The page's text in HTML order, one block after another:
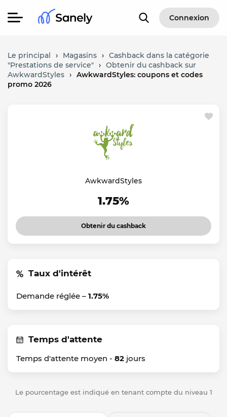
Connexion
Le principal › Magasins › Cashback dans la catégorie
"Prestations de service" › Obtenir du cashback sur
AwkwardStyles › AwkwardStyles: coupons et codes
promo 2026
AwkwardStyles
1.75%
Obtenir du cashback
Taux d'intérêt
Demande réglée – 1.75%
Temps d'attente
Temps d'attente moyen - 82 jours
Le pourcentage est indiqué en tenant compte du niveau 1